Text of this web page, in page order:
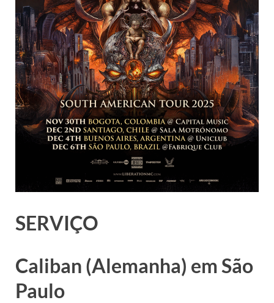
SERVIÇO
Caliban (Alemanha) em São
Paulo